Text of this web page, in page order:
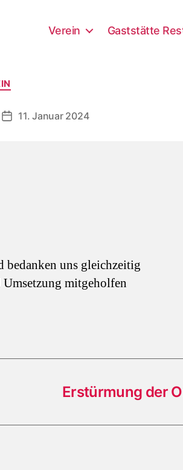
Verein Gaststätte
Beitragsdatum
11. Januar 2024
bedanken uns gleichzeitig
mitgeholfen
Erstürmung der